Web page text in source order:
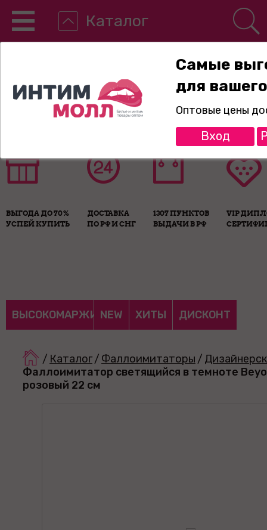
Каталог
8-800-775-89-65
ВЫГОДА ДО 70%
УСПЕЙ КУПИТЬ
ДОСТАВКА
ПО РФ И СНГ
1307 ПУНКТОВ
ВЫДАЧИ В РФ
VIP
ВЫСОКОМАРЖИНАЛЬНЫЕ
NEW ХИТЫ ДИСКОНТ
/ Каталог/ Фаллоимитаторы /
Фаллоимитатор светящийся в темноте
розовый 22 см
Самые
для
Оптовые цены
Вход